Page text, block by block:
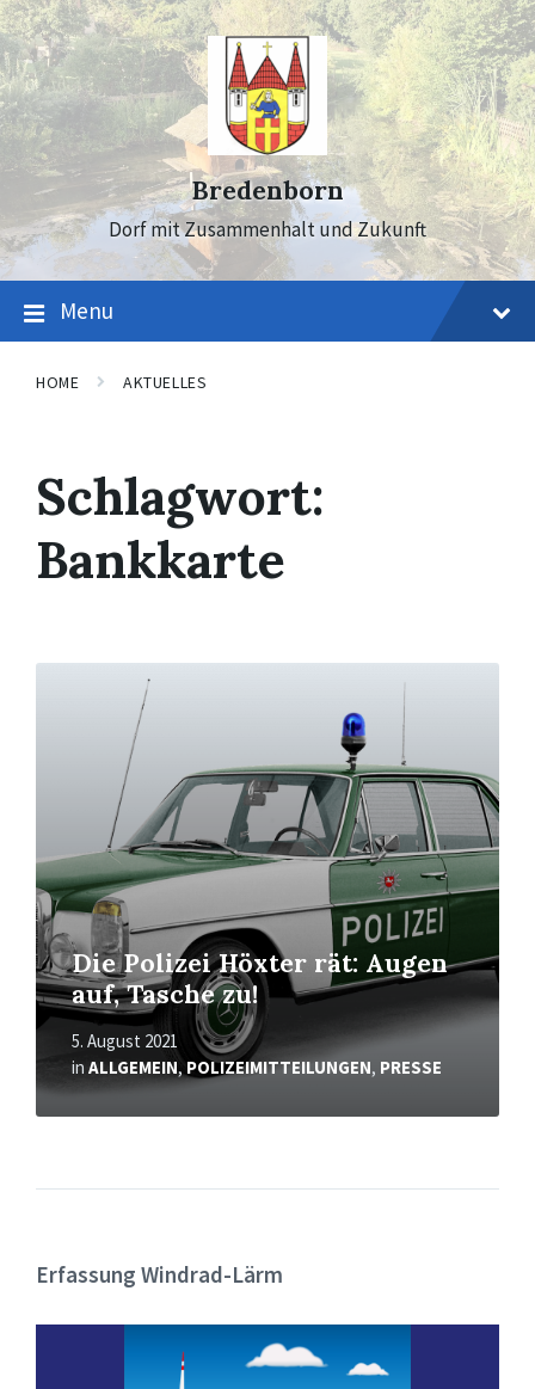
Skip
to
content
Skip
to
main
navigation
Skip
to
footer
Bredenborn
Dorf mit Zusammenhalt und Zukunft
Menu
HOME AKTUELLES
Schlagwort:
Bankkarte
Die Polizei Höxter rät: Augen
auf, Tasche zu!
5. August 2021
in ALLGEMEIN,POLIZEIMITTEILUNGEN, PRESSE
Mehr
Erfassung Windrad-Lärm